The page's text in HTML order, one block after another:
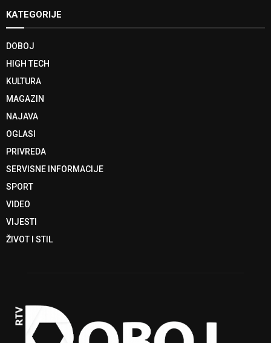
KATEGORIJE
DOBOJ
HIGH TECH
KULTURA
MAGAZIN
NAJAVA
OGLASI
PRIVREDA
SERVISNE INFORMACIJE
SPORT
VIDEO
VIJESTI
ŽIVOT I STIL